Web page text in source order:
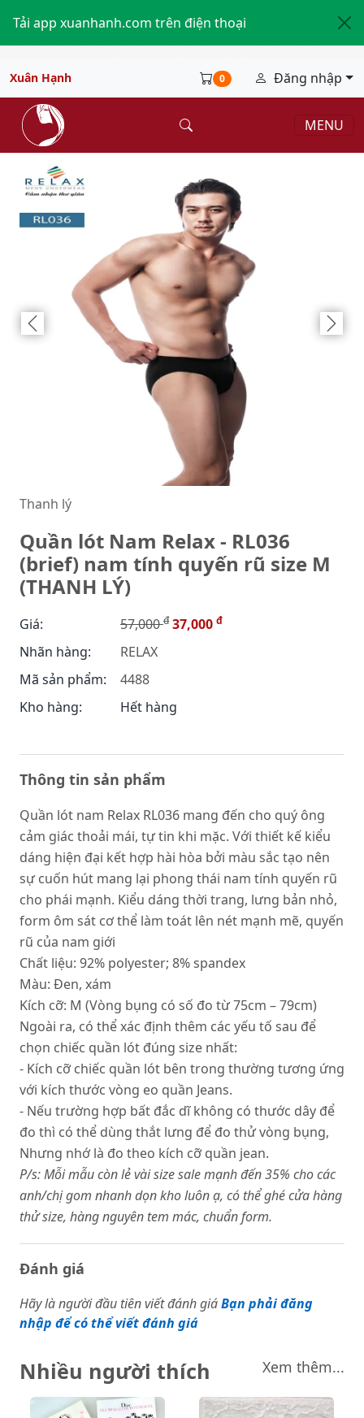
Tải app xuanhanh.com trên điện thoại
Xuân Hạnh 0 Đăng nhập
MENU
Thanh lý
Quần lót Nam Relax - RL036
(brief) nam tính quyến rũ size M
(THANH LÝ)
Giá: 57,000đ 37,000 đ
Nhãn hàng:
RELAX
Mã sản phẩm:
4488
Kho hàng:
Hết hàng
Thông tin sản phẩm
Quần lót nam Relax RL036 mang đến cho quý ông
cảm giác thoải mái, tự tin khi mặc. Với thiết kế kiểu
dáng hiện đại kết hợp hài hòa bởi màu sắc tạo nên
sự cuốn hút mang lại phong thái nam tính quyến rũ
cho phái mạnh. Kiểu dáng thời trang, lưng bản nhỏ,
form ôm sát cơ thể làm toát lên nét mạnh mẽ, quyến
rũ của nam giới
Chất liệu: 92% polyester; 8% spandex
Màu: Đen, xám
Kích cỡ: M (Vòng bụng có số đo từ 75cm – 79cm)
Ngoài ra, có thể xác định thêm các yếu tố sau để
chọn chiếc quần lót đúng size nhất:
- Kích cỡ chiếc quần lót bên trong thường tương ứng
với kích thước vòng eo quần Jeans.
- Nếu trường hợp bất đắc dĩ không có thước dây để
đo thì có thể dùng thắt lưng để đo thử vòng bụng,
Nhưng nhớ là đo theo kích cỡ quần jean.
P/s: Mỗi mẫu còn lẻ vài size sale mạnh đến 35% cho các
anh/chị gom nhanh dọn kho luôn ạ, có thể ghé cửa hàng
thử size, hàng nguyên tem mác, chuẩn form.
Đánh giá
Hãy là người đầu tiên viết đánh giáBạn phải đăng
nhập để có thể viết đánh giá
Nhiều người thích Xem thêm...